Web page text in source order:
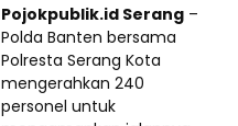
Pojokpublik.id Serang –
Polda Banten bersama
Polresta Serang Kota
mengerahkan 240
personel untuk